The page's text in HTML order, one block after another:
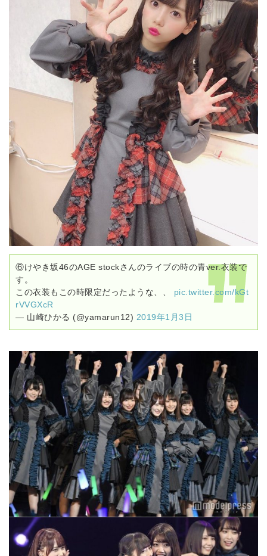
⑥けやき坂46のAGE stockさんのライブの時の青ver.衣装で
す。
この衣装もこの時限定だったような、、 pic.twitter.com/kGt
rVVGXcR
— 山崎ひかる (@yamarun12) 2019年1月3日